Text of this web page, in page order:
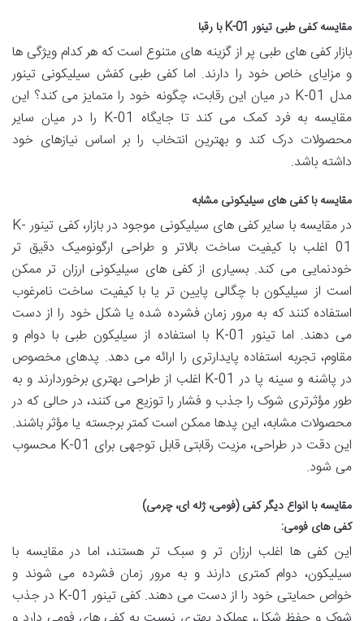
مقایسه کفی طبی تینور K-01 با رقبا
بازار کفی های طبی پر از گزینه های متنوع است که هر کدام ویژگی ها
و مزایای خاص خود را دارند. اما کفی طبی کفش سیلیکونی تینور
مدل K-01 در میان این رقابت، چگونه خود را متمایز می کند؟ این
مقایسه به فرد کمک می کند تا جایگاه K-01 را در میان سایر
محصولات درک کند و بهترین انتخاب را بر اساس نیازهای خود
داشته باشد.
مقایسه با کفی های سیلیکونی مشابه
در مقایسه با سایر کفی های سیلیکونی موجود در بازار، کفی تینور K-
01 اغلب با کیفیت ساخت بالاتر و طراحی ارگونومیک دقیق تر
خودنمایی می کند. بسیاری از کفی های سیلیکونی ارزان تر ممکن
است از سیلیکون با چگالی پایین تر یا با کیفیت ساخت نامرغوب
استفاده کنند که به مرور زمان فشرده شده یا شکل خود را از دست
می دهند. اما تینور K-01 با استفاده از سیلیکون طبی با دوام و
مقاوم، تجربه استفاده پایدارتری را ارائه می دهد. پدهای مخصوص
در پاشنه و سینه پا در K-01 اغلب از طراحی بهتری برخوردارند و به
طور مؤثرتری شوک را جذب و فشار را توزیع می کنند، در حالی که در
محصولات مشابه، این پدها ممکن است کمتر برجسته یا مؤثر باشند.
این دقت در طراحی، مزیت رقابتی قابل توجهی برای K-01 محسوب
می شود.
مقایسه با انواع دیگر کفی (فومی، ژله ای، چرمی)
کفی های فومی:
این کفی ها اغلب ارزان تر و سبک تر هستند، اما در مقایسه با
سیلیکون، دوام کمتری دارند و به مرور زمان فشرده می شوند و
خواص حمایتی خود را از دست می دهند. کفی تینور K-01 در جذب